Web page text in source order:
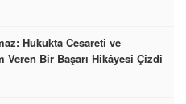
Hukukta Cesareti ve
Veren Bir Başarı Hikâyesi Çizdi